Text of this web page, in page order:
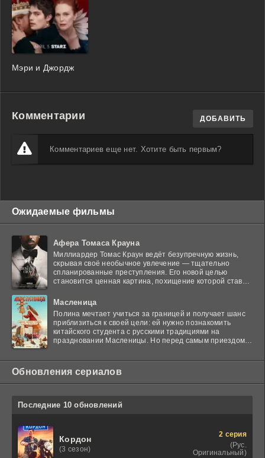
Мэри и Джордж
Комментарии ДОБАВИТЬ
Комментариев еще нет. Хотите быть первым?
Ожидаемые фильмы
Афера Томаса Крауна
Миллиардер Томас Краун ведёт безупречную жизнь,
скрывая своё необычное увлечение — тщательно
спланированные преступления. Его новой целью
становится ценная картина, похищение которой ставит
Масленица
Полина мечтает учиться за границей и получает шанс
приблизиться к своей цели: ей нужно познакомить
китайского студента с русскими традициями на
праздновании Масленицы. Но перед самым приездом
Обновления сериалов
Последние 10 обновлений
Кордон
(3 сезон)
2 серия
(Рус.
Оригинальный)